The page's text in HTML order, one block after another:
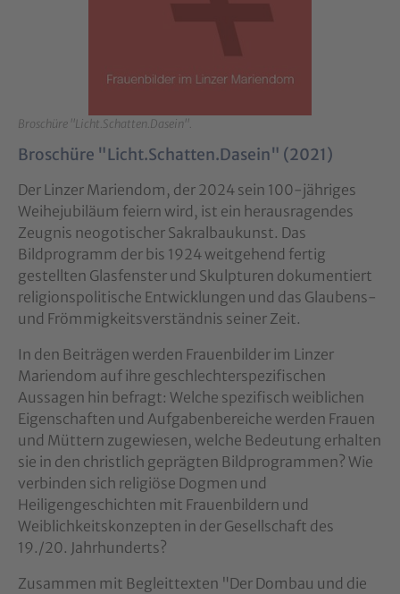
Broschüre "Licht.Schatten.Dasein".
Broschüre "Licht.Schatten.Dasein" (2021)
Der Linzer Mariendom, der 2024 sein 100-jähriges
Weihejubiläum feiern wird, ist ein herausragendes
Zeugnis neogotischer Sakralbaukunst. Das
Bildprogramm der bis 1924 weitgehend fertig
gestellten Glasfenster und Skulpturen dokumentiert
religionspolitische Entwicklungen und das Glaubens-
und Frömmigkeitsverständnis seiner Zeit.
In den Beiträgen werden Frauenbilder im Linzer
Mariendom auf ihre geschlechterspezifischen
Aussagen hin befragt: Welche spezifisch weiblichen
Eigenschaften und Aufgabenbereiche werden Frauen
und Müttern zugewiesen, welche Bedeutung erhalten
sie in den christlich geprägten Bildprogrammen? Wie
verbinden sich religiöse Dogmen und
Heiligengeschichten mit Frauenbildern und
Weiblichkeitskonzepten in der Gesellschaft des
19./20. Jahrhunderts?
Zusammen mit Begleittexten "Der Dombau und die